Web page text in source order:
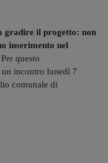
gradire il progetto: non
inserimento nel
Per questo
incontro lunedì 7
comunale di